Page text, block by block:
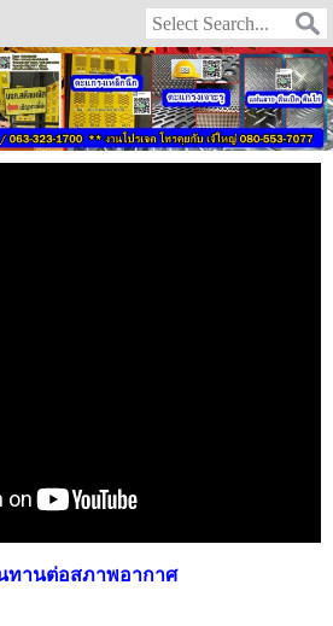
ทานต่อสภาพอากาศ